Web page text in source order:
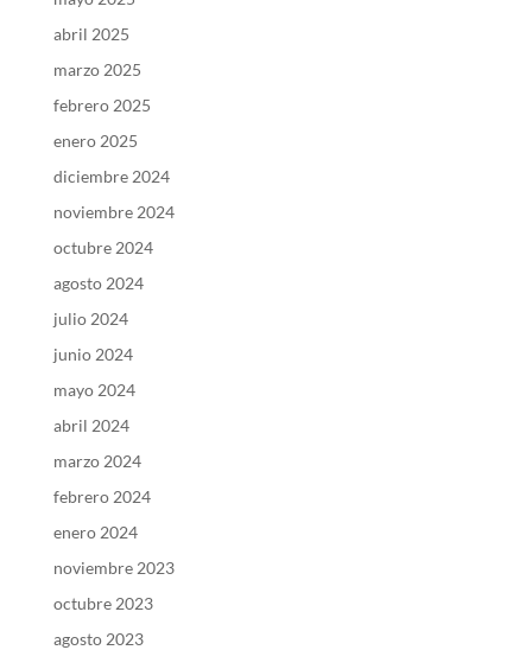
abril 2025
marzo 2025
febrero 2025
enero 2025
diciembre 2024
noviembre 2024
octubre 2024
agosto 2024
julio 2024
junio 2024
mayo 2024
abril 2024
marzo 2024
febrero 2024
enero 2024
noviembre 2023
octubre 2023
agosto 2023